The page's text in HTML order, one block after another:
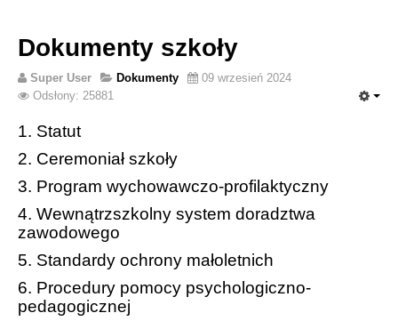
Patron Szkoły Podstawowej
Patron Gimnazjum
Wydarzenia
Ogłoszenia
Organizacja roku szkolnego
Kalendarz
Uroczystości szkolne
Zebrania z rodzicami
Dokumenty szkoły
Super User Dokumenty
09 wrzesień 2024
Odsłony: 25881
1. Statut
2. Ceremoniał szkoły
3. Program wychowawczo-profilaktyczny
4. Wewnątrzszkolny system doradztwa
zawodowego
5. Standardy ochrony małoletnich
6. Procedury pomocy psychologiczno-
pedagogicznej